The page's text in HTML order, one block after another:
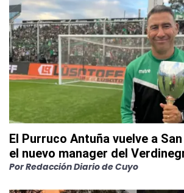
El Purruco Antuña vuelve a
el nuevo manager del
PorRedacción Diario de Cuyo